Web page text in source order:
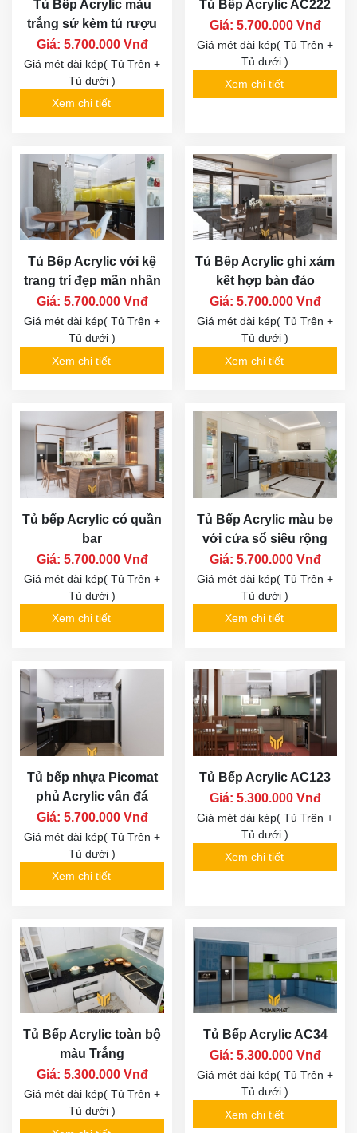
Tủ Bếp Acrylic màu
trắng sứ kèm tủ rượu
Giá: 5.700.000 Vnđ
Giá mét dài kép( Tủ Trên +
Tủ dưới )
Xem chi tiết
Tủ Bếp Acrylic AC222
Giá: 5.700.000 Vnđ
Giá mét dài kép( Tủ Trên +
Tủ dưới )
Xem chi tiết
Tủ Bếp Acrylic với kệ
trang trí đẹp mãn nhãn
Giá: 5.700.000 Vnđ
Giá mét dài kép( Tủ Trên +
Tủ dưới )
Xem chi tiết
Tủ Bếp Acrylic ghi xám
kết hợp bàn đảo
Giá: 5.700.000 Vnđ
Giá mét dài kép( Tủ Trên +
Tủ dưới )
Xem chi tiết
Tủ bếp Acrylic có quần
bar
Giá: 5.700.000 Vnđ
Giá mét dài kép( Tủ Trên +
Tủ dưới )
Xem chi tiết
Tủ Bếp Acrylic màu be
với cửa sổ siêu rộng
Giá: 5.700.000 Vnđ
Giá mét dài kép( Tủ Trên +
Tủ dưới )
Xem chi tiết
Tủ bếp nhựa Picomat
phủ Acrylic vân đá
Giá: 5.700.000 Vnđ
Giá mét dài kép( Tủ Trên +
Tủ dưới )
Xem chi tiết
Tủ Bếp Acrylic AC123
Giá: 5.300.000 Vnđ
Giá mét dài kép( Tủ Trên +
Tủ dưới )
Xem chi tiết
Tủ Bếp Acrylic toàn bộ
màu Trắng
Giá: 5.300.000 Vnđ
Giá mét dài kép( Tủ Trên +
Tủ dưới )
Tủ Bếp Acrylic AC34
Giá: 5.300.000 Vnđ
Giá mét dài kép( Tủ Trên +
Tủ dưới )
Xem chi tiết